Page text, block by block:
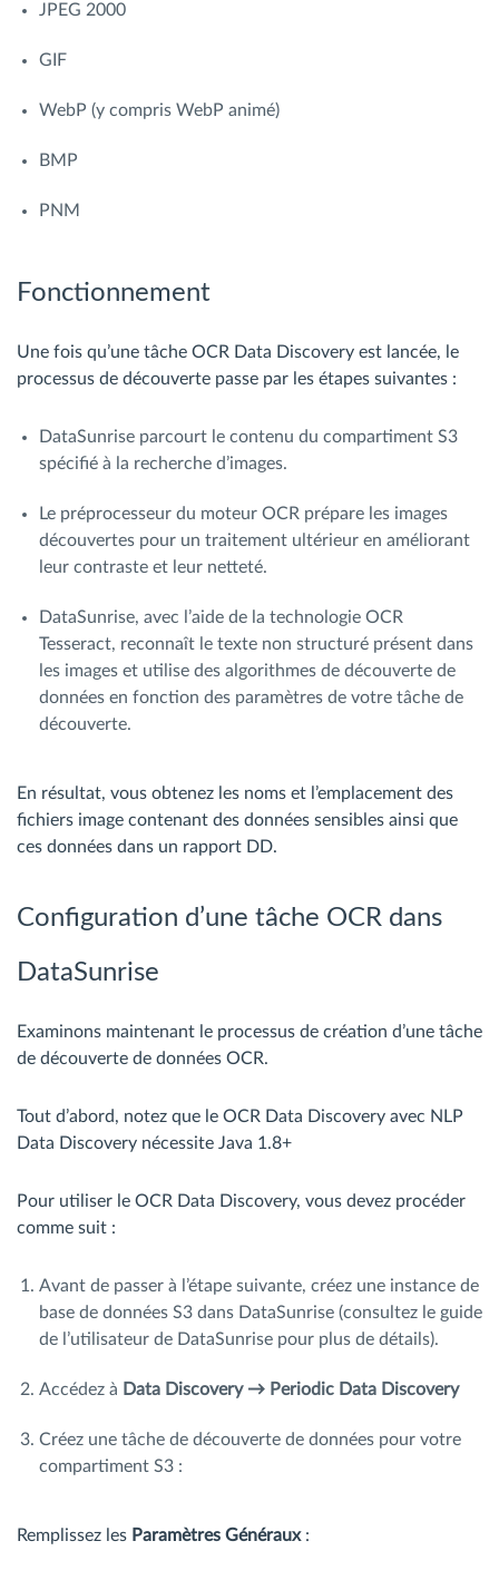
JPEG 2000
GIF
WebP (y compris WebP animé)
BMP
PNM
Fonctionnement
Une fois qu’une tâche OCR Data Discovery est lancée, le
processus de découverte passe par les étapes suivantes :
DataSunrise parcourt le contenu du compartiment S3
spécifié à la recherche d’images.
Le préprocesseur du moteur OCR prépare les images
découvertes pour un traitement ultérieur en améliorant
leur contraste et leur netteté.
DataSunrise, avec l’aide de la technologie OCR
Tesseract, reconnaît le texte non structuré présent dans
les images et utilise des algorithmes de découverte de
données en fonction des paramètres de votre tâche de
découverte.
En résultat, vous obtenez les noms et l’emplacement des
fichiers image contenant des données sensibles ainsi que
ces données dans un rapport DD.
Configuration d’une tâche OCR dans
DataSunrise
Examinons maintenant le processus de création d’une tâche
de découverte de données OCR.
Tout d’abord, notez que le OCR Data Discovery avec NLP
Data Discovery nécessite Java 1.8+
Pour utiliser le OCR Data Discovery, vous devez procéder
comme suit :
Avant de passer à l’étape suivante, créez une instance de
base de données S3 dans DataSunrise (consultez le guide
de l’utilisateur de DataSunrise pour plus de détails).
Accédez à Data Discovery → Periodic Data Discovery
Créez une tâche de découverte de données pour votre
compartiment S3 :
Remplissez les Paramètres Généraux: